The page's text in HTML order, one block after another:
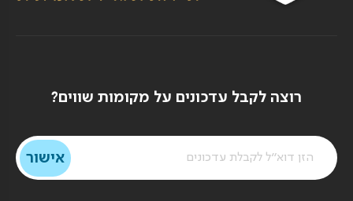
רוצה לקבל עדכונים על מקומות שווים?